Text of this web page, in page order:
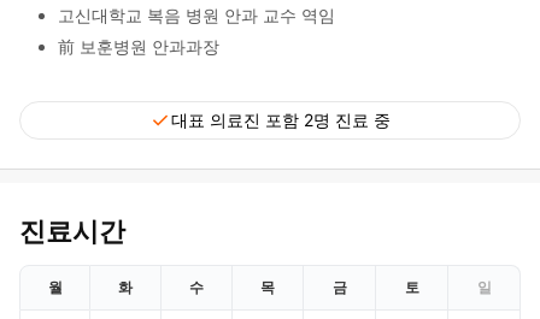
고신대학교 복음 병원 안과 교수 역임
前 보훈병원 안과과장
check대표 의료진 포함 2명 진료 중
진료시간
월 화 수 목 금 토 일